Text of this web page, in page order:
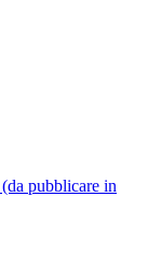
pubblicare in